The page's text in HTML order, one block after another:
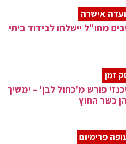
אישרה
מחו"ל יישלחו לבידוד ביתי
זמן
פורש מ'כחול לבן' – ימשיך
כשר החוץ
פרימיום